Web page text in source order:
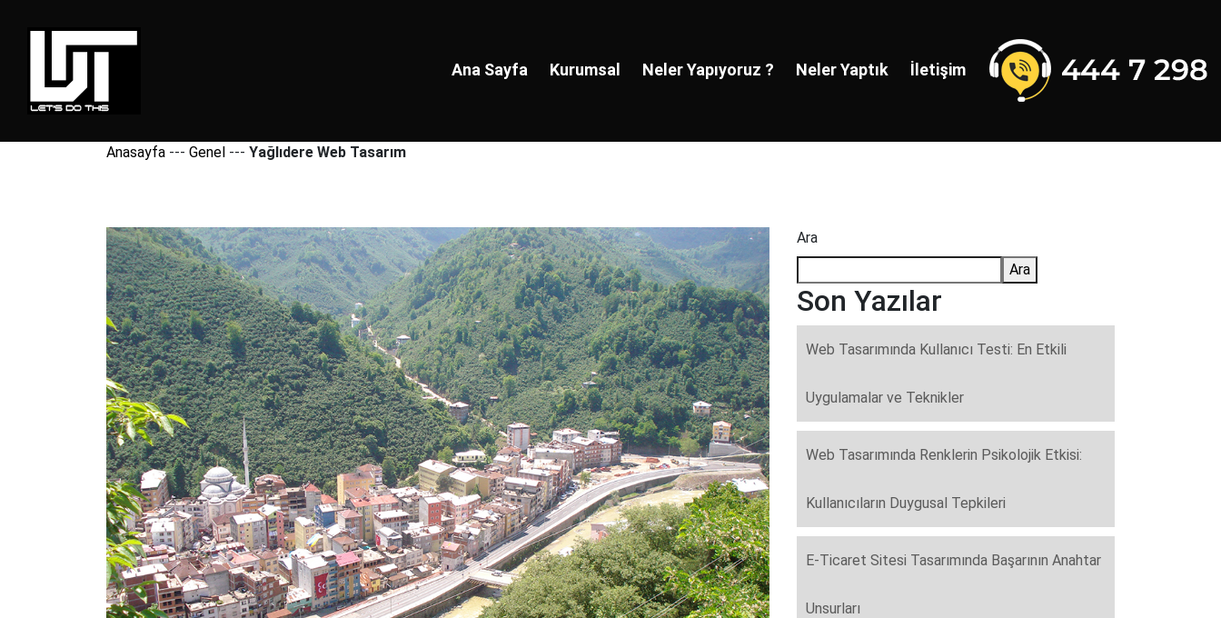
Ana Sayfa Kurumsal Neler Yapıyoruz ? Neler Yaptık İletişim
Anasayfa --- Genel --- Yağlıdere Web Tasarım
Ara
Ara
Son Yazılar
Web Tasarımında Kullanıcı Testi: En Etkili
Uygulamalar ve Teknikler
Web Tasarımında Renklerin Psikolojik Etkisi:
Kullanıcıların Duygusal Tepkileri
E-Ticaret Sitesi Tasarımında Başarının Anahtar
Unsurları